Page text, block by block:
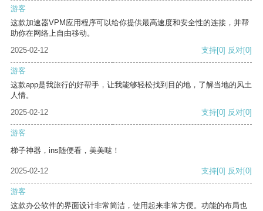
游客
这款加速器VPM应用程序可以给你提供最高速度和安全性的连接，并帮
助你在网络上自由移动。
2025-02-12
支持[0] 反对[0]
游客
这款app是我旅行的好帮手，让我能够轻松找到目的地，了解当地的风土
人情。
2025-02-12
支持[0] 反对[0]
游客
梯子神器，ins随便看，美美哒！
2025-02-12 支持[0] 反对[0]
游客
这款办公软件的界面设计非常简洁，使用起来非常方便。功能的布局也